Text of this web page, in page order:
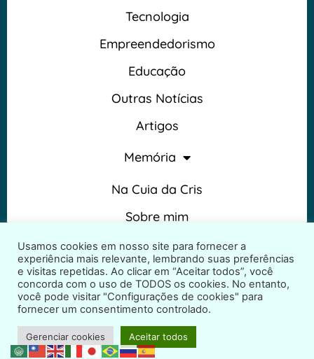
Tecnologia
Empreendedorismo
Educação
Outras Notícias
Artigos
Memória
Na Cuia da Cris
Sobre mim
Termos e Condições
2026 © Na Cuia da Cris – Todos os direitos reservados
Desenvolvido porProjetosWeb.co
Usamos cookies em nosso site para fornecer a
experiência mais relevante, lembrando suas preferências
e visitas repetidas. Ao clicar em “Aceitar todos”, você
concorda com o uso de TODOS os cookies. No entanto,
você pode visitar "Configurações de cookies" para
fornecer um consentimento controlado.
Gerenciar cookies Aceitar todos